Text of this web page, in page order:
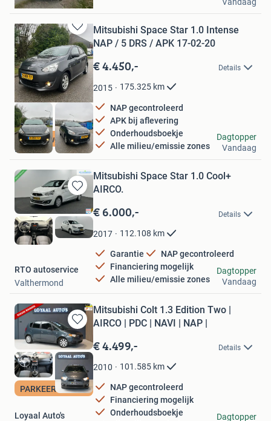
Langbroek
Bewaren
in
Mijn
Favorieten
Nieuwe APK
Mitsubishi Space Star 1.0 Intense
NAP / 5 DRS / APK 17-02-20
€ 4.450,- Details
2015 175.325 km
NAP gecontroleerd
APK bij aflevering
Onderhoudsboekje
Alle milieu/emissie zones
Zwager Occasions
Dordrecht
Dagtopper
Vandaag
Bewaren
in
Mijn
Favorieten
Mitsubishi Space Star 1.0 Cool+
AIRCO.
€ 6.000,- Details
2017 112.108 km
Garantie
NAP gecontroleerd
Financiering mogelijk
Alle milieu/emissie zones
RTO autoservice
Valthermond
Dagtopper
Vandaag
Bewaren
in
Mijn
Favorieten
PARKEERSENSOREN
Mitsubishi Colt 1.3 Edition Two |
AIRCO | PDC | NAVI | NAP |
€ 4.499,- Details
2010 101.585 km
NAP gecontroleerd
Financiering mogelijk
Onderhoudsboekje
Loyaal Auto's
Dagtopper